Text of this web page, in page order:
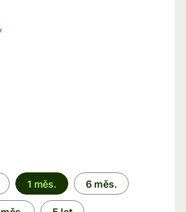
1 měs. 6 měs.